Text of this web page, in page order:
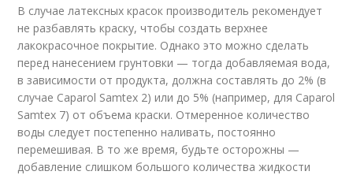
В случае латексных красок производитель рекомендует
не разбавлять краску, чтобы создать верхнее
лакокрасочное покрытие. Однако это можно сделать
перед нанесением грунтовки — тогда добавляемая вода,
в зависимости от продукта, должна составлять до 2% (в
случае Caparol Samtex 2) или до 5% (например, для Caparol
Samtex 7) от объема краски. Отмеренное количество
воды следует постепенно наливать, постоянно
перемешивая. В то же время, будьте осторожны —
добавление слишком большого количества жидкости